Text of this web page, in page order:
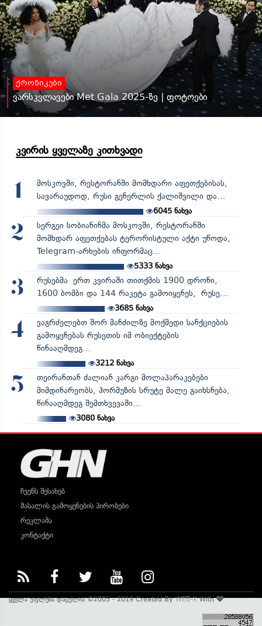
ქრონიკები
ვარსკვლავები Met Gala 2025-ზე | ფოტოები
კვირის ყველაზე კითხვადი
1
მოსკოვში, რესტორანში მომხდარი აფეთქებისას,
სავარაუდოდ, რუსი გენერლის ქალიშვილი და...
6045 ნახვა
2
სერგეი სობიანინმა მოსკოვში, რესტორანში
მომხდარ აფეთქებას ტერორისტული აქტი უწოდა,
Telegram-არხების ინფორმაც...
5333ნახვა
3
რუსებმა ერთ კვირაში თითქმის 1900 დრონი,
1600 ბომბი და 144 რაკეტა გამოიყენეს, რუსე...
3685ნახვა
4
ვაგრძელებთ შორ მანძილზე მოქმედი სანქციების
გამოყენებას რუსეთის იმ ობიექტების
წინააღმდეგ...
3212ნახვა
5
თეირანთან ძალიან კარგი მოლაპარაკებები
მიმდინარეობს, ჰორმუზის სრუტე მალე გაიხსნება,
წინააღმდეგ შემთხვევაში...
3080ნახვა
ჩვენს შესახებ
მასალის გამოყენების პირობები
რეკლამა
კონტაქტი
ყველა უფლება დაცულია ©2005 - 2019 Created ByWEB-XWith